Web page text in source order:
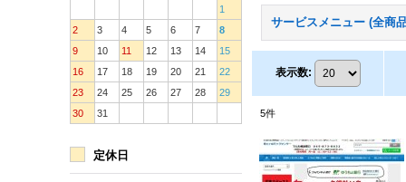
1
2
3 4 5 6 7
8
9
10 11 12 13 14
15
16
17 18 19 20 21
22
23
24 25 26 27 28
29
30
31
定休日
サービスメニュー (全商
表示数:
5件